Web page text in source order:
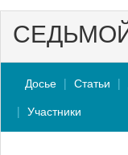
Досье Статьи
Участники